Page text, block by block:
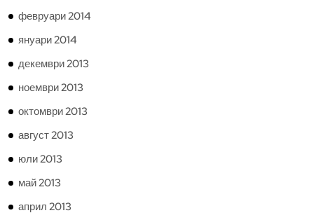
февруари 2014
януари 2014
декември 2013
ноември 2013
октомври 2013
август 2013
юли 2013
май 2013
април 2013